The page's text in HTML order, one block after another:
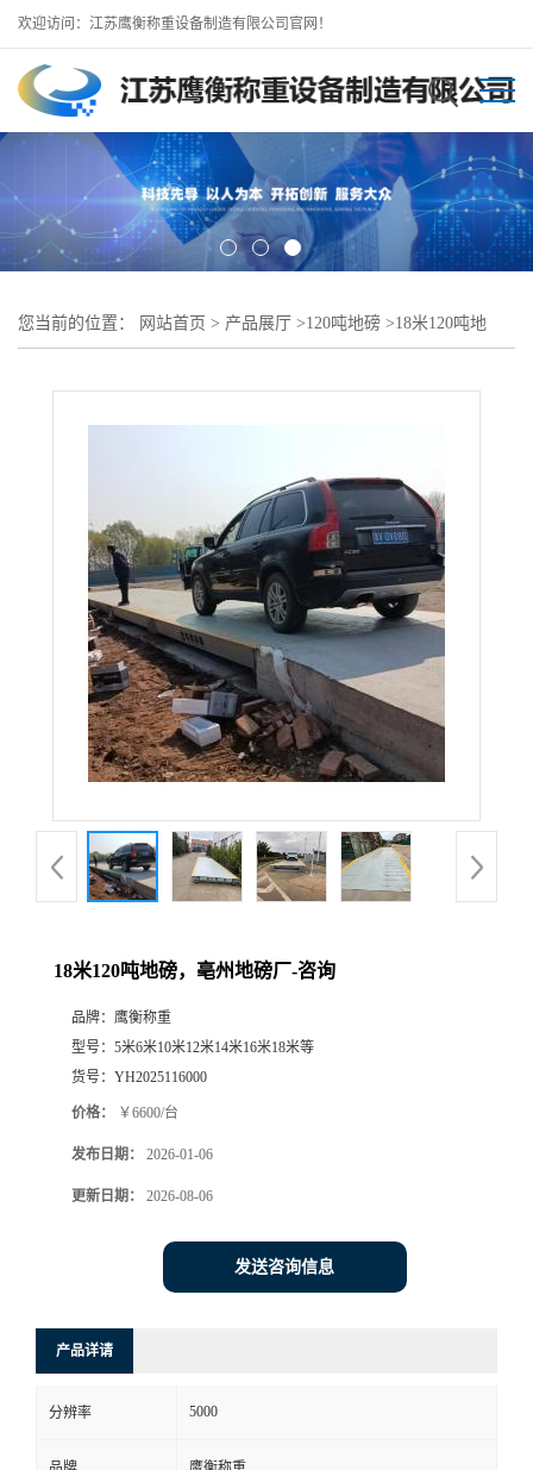
欢迎访问：江苏鹰衡称重设备制造有限公司官网！
您当前的位置： 网站首页 > 产品展厅 >120吨地磅 >18米120吨地
18米120吨地磅，亳州地磅厂-咨询
品牌： 鹰衡称重
型号： 5米6米10米12米14米16米18米等
货号： YH2025116000
价格： ￥6600/台
发布日期： 2026-01-06
更新日期： 2026-08-06
发送咨询信息
产品详请
分辨率 5000